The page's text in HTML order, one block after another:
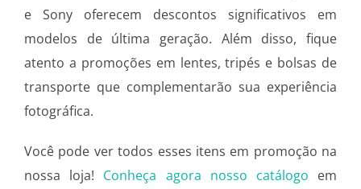
e Sony oferecem descontos significativos em
modelos de última geração. Além disso, fique
atento a promoções em lentes, tripés e bolsas de
transporte que complementarão sua experiência
fotográfica.
Você pode ver todos esses itens em promoção na
nossa loja! Conheça agora nosso catálogo em